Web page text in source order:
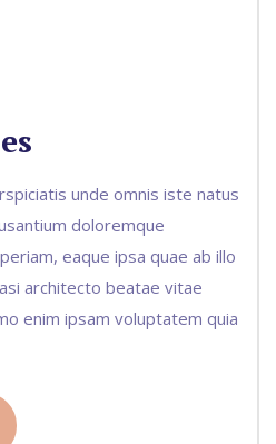
unde omnis iste natus
doloremque
eaque ipsa quae ab illo
architecto beatae vitae
enim ipsam voluptatem quia